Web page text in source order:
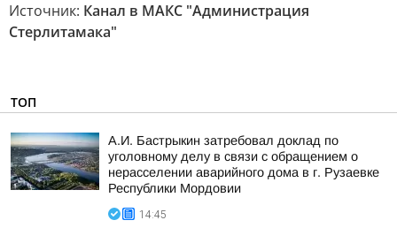
Источник: Канал в МАКС "Администрация
Стерлитамака"
ТОП
А.И. Бастрыкин затребовал доклад по
уголовному делу в связи с обращением о
нерасселении аварийного дома в г. Рузаевке
Республики Мордовии
14:45